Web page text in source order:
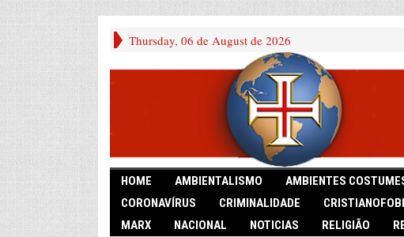
Thursday, 06 de August de 2026
HOME AMBIENTALISMO AMBIENTES
CORONAVÍRUS
CRIMINALIDADE
MARX
NACIONAL NOTICIAS RELIGIÃO